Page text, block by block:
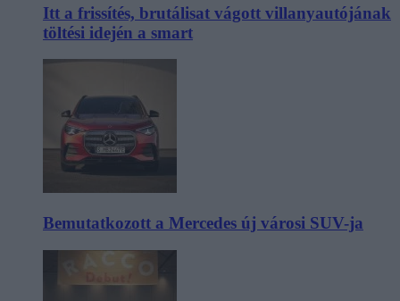
Itt a frissítés, brutálisat vágott villanyautójának
töltési idején a smart
Bemutatkozott a Mercedes új városi SUV-ja